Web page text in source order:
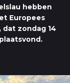
hebben
Europees
zondag 14